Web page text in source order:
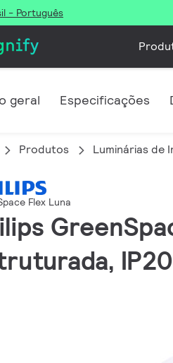
- Português
geral Especificações
Produtos Luminárias de
Flex Luna